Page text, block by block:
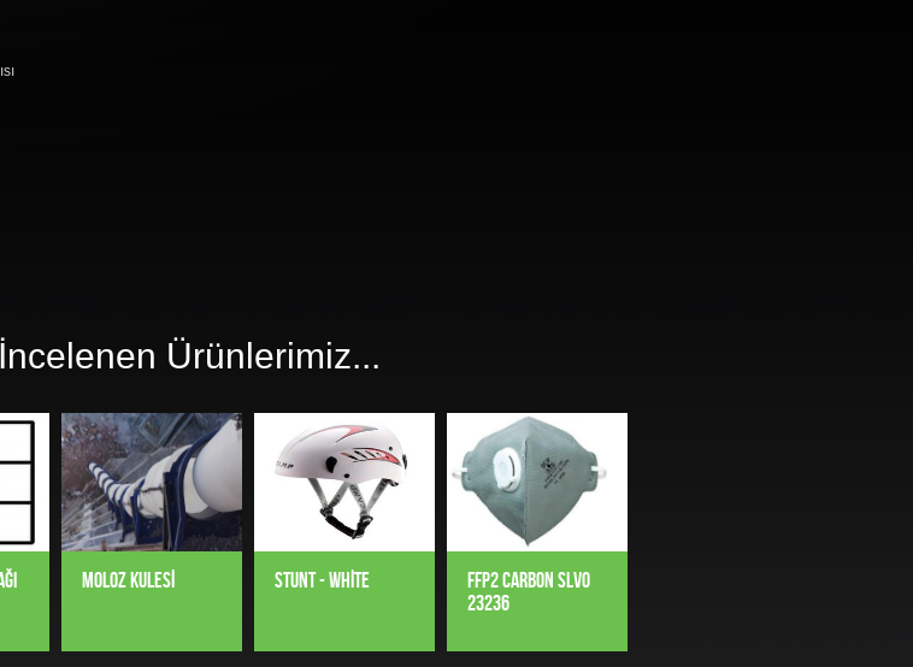
Ürünlerimiz...
MOLOZ KULESI STUNT - WHITE
FFP2 CARBON SLVO
23236